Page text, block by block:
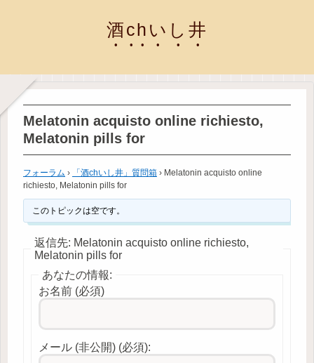
酒chいし井
Melatonin acquisto online richiesto,
Melatonin pills for
フォーラム › 「酒chいし井」質問箱 › Melatonin acquisto online
richiesto, Melatonin pills for
このトピックは空です。
返信先: Melatonin acquisto online richiesto,
Melatonin pills for
あなたの情報:
お名前 (必須)
メール (非公開) (必須):